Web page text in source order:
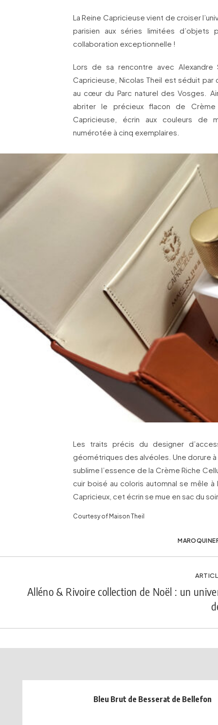
La Reine Capricieuse vient de croiser
parisien aux séries limitées d’objets
collaboration exceptionnelle !
Lors de sa rencontre avec Alexandre
Capricieuse, Nicolas Theil est séduit
au cœur du Parc naturel des Vosges.
abriter le précieux flacon de Crème
Capricieuse, écrin aux couleurs de
numérotée à cinq exemplaires.
Les traits précis du designer
géométriques des alvéoles. Une dorure
sublime l’essence de la Crème Riche
cuir boisé au coloris automnal se mêle
Capricieux, cet écrin se mue en sac du
Courtesy of Maison Theil
Alléno & Rivoire collection de Noël : un
Bleu Brut de Besserat de Bellefon